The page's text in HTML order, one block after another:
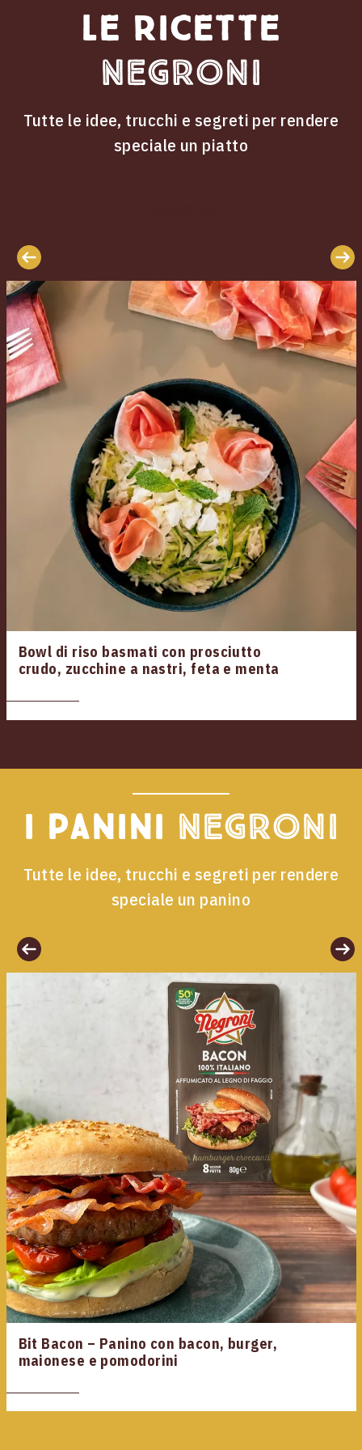
Le ricette
Negroni
Tutte le idee, trucchi e segreti per rendere
speciale un piatto
Bowl di riso basmati con prosciutto
crudo, zucchine a nastri, feta e menta
I panini Negroni
Tutte le idee, trucchi e segreti per rendere
speciale un panino
Bit Bacon – Panino con bacon, burger,
maionese e pomodorini